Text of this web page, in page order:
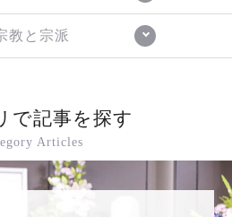
教と宗派
で記事を探す
Articles